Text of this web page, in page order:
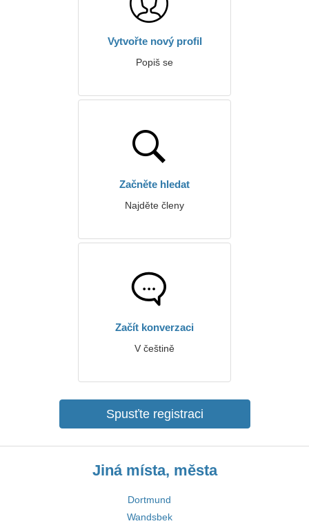
Vytvořte nový profil
Popiš se
Začněte hledat
Najděte členy
Začít konverzaci
V češtině
Spusťte registraci
Jiná místa, města
Dortmund
Wandsbek